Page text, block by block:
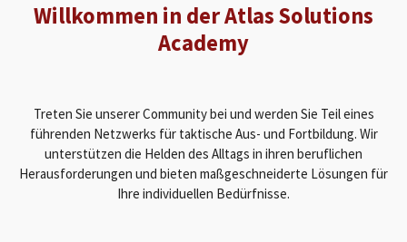
Willkommen in der Atlas Solutions
Academy
Treten Sie unserer Community bei und werden Sie Teil eines
führenden Netzwerks für taktische Aus- und Fortbildung. Wir
unterstützen die Helden des Alltags in ihren beruflichen
Herausforderungen und bieten maßgeschneiderte Lösungen für
Ihre individuellen Bedürfnisse.